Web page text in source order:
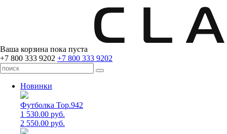
Ваша корзина пока пуста
+7 800 333 9202 +7 800 333 9202
Новинки
Футболка Top.942
1 530.00 руб.
2 550.00 руб.